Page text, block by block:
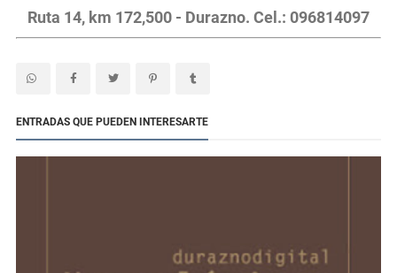
Ruta 14, km 172,500 - Durazno. Cel.: 096814097
ENTRADAS QUE PUEDEN INTERESARTE